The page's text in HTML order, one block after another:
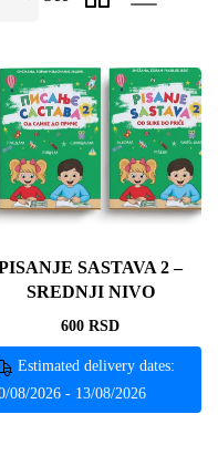
SASTAVA 2 –
SREDNJI NIVO
600 RSD
Estimated delivery dates:
08/2026 - 13/08/2026